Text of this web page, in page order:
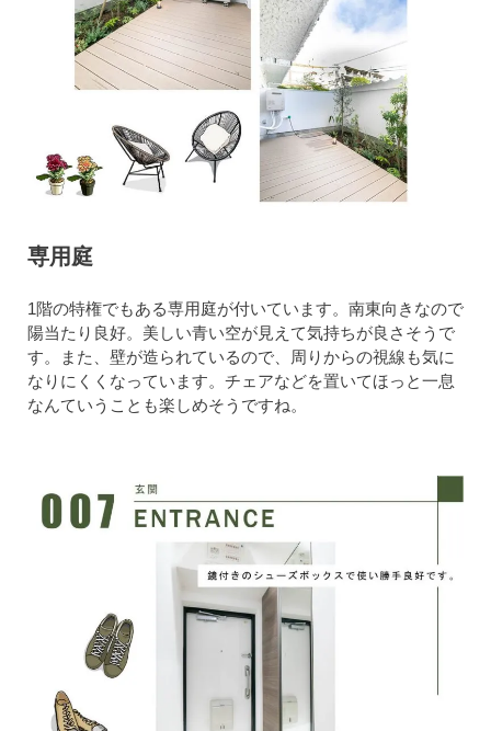
専用庭
1階の特権でもある専用庭が付いています。南東向きなので
陽当たり良好。美しい青い空が見えて気持ちが良さそうで
す。また、壁が造られているので、周りからの視線も気に
なりにくくなっています。チェアなどを置いてほっと一息
なんていうことも楽しめそうですね。